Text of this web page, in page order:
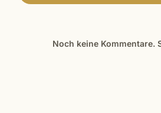
Noch keine Kommentare.